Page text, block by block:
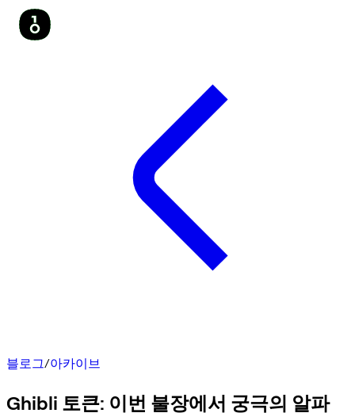
블로그/아카이브
Ghibli 토큰: 이번 불장에서 궁극의 알파